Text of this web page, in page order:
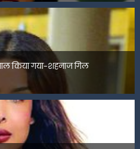
किया गया-शहनाज गिल